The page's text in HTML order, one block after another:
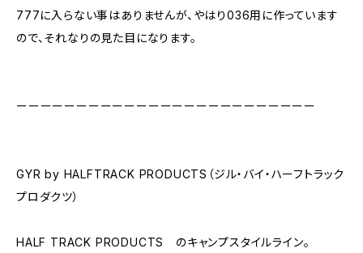
777に入らない事はありませんが、やはり036用に作っています
ので、それなりの見た目になります。
ーーーーーーーーーーーーーーーーーーーーーーーーー
GYR by HALFTRACK PRODUCTS（ジル・バイ・ハーフトラック
プロダクツ）
HALF TRACK PRODUCTS のキャンプスタイルライン。